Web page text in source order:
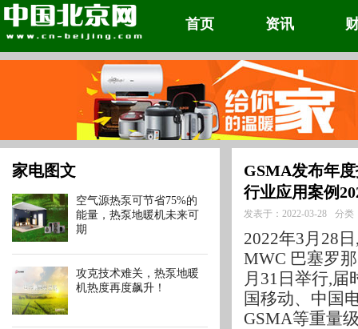
首页 资讯
家电图文
空气源热泵可节省75%的
能量，热泵地暖机未来可
期
攻克技术难关，热泵地暖
机热度再度飙升！
GSMA发布年
行业应用案例
发表于：2022-03-28 分类
2022年3月28
MWC 巴塞罗
月31日举行,届
国移动、中国
GSMA等重量